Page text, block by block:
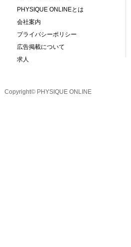
PHYSIQUE ONLINEとは
会社案内
プライバシーポリシー
広告掲載について
求人
Copyright© PHYSIQUE ONLINE